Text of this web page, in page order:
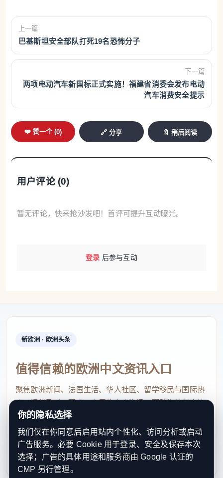
上一篇
巴基斯坦安全部队打死19名恐怖分子
下一篇
两项电动汽车新国标正式实施！福建省消委会发布电动
汽车消费安全提示
❤️ 赞一个 (0) 🔗 分享 🔖 稍后阅读
用户评论 (0)
暂无评论，快来抢沙发吧！首评可提升互动曝光。
登录 后参与互动
新欧洲 · 欧洲头条
值得信赖的欧洲中文资讯入口
聚焦欧洲新闻、法国生活、华人社区、留学移民与国际热
点，提供及时、真实、实用的中文资讯，帮助海外华人快
速了解欧洲动态。
contact@xinouzhou.com
服务支持、版权与合作：工作日优先处理站务、投稿与权
利通知
你的隐私选择
我们仅在你同意后启用站内个性化、访问分析或启动
广告服务。必要 Cookie 用于登录、安全及保存本次
选择；广告的具体用途和服务商由 Google 认证的
CMP 另行管理。